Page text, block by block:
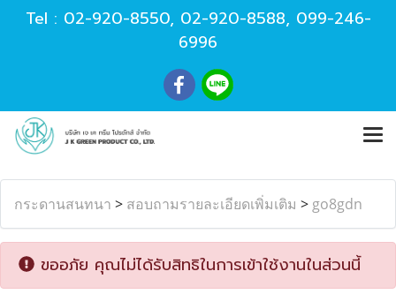
Tel : 02-920-8550, 02-920-8588, 099-246-
6996
กระดานสนทนา > สอบถามรายละเอียดเพิ่มเติม > go8gdn
ขออภัย คุณไม่ได้รับสิทธิในการเข้าใช้งานในส่วนนี้